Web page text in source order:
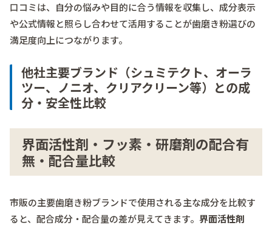
口コミは、自分の悩みや目的に合う情報を収集し、成分表示
や公式情報と照らし合わせて活用することが歯磨き粉選びの
満足度向上につながります。
他社主要ブランド（シュミテクト、オーラ
ツー、ノニオ、クリアクリーン等）との成
分・安全性比較
界面活性剤・フッ素・研磨剤の配合有
無・配合量比較
市販の主要歯磨き粉ブランドで使用される主な成分を比較す
ると、配合成分・配合量の差が見えてきます。 界面活性剤